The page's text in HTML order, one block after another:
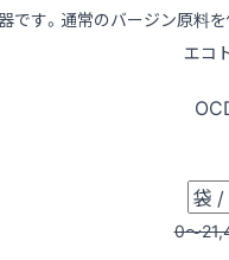
です。通常のバージン原料
エコ
0〜